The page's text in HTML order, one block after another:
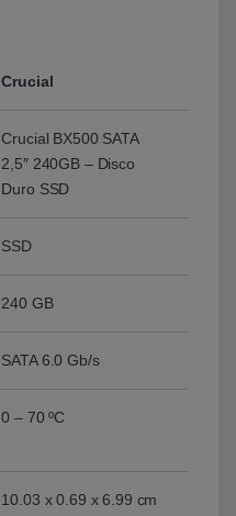
Crucial
Crucial BX500 SATA
2,5″ 240GB – Disco
Duro SSD
SSD
240 GB
SATA 6.0 Gb/s
0 – 70 ºC
10.03 x 0.69 x 6.99 cm